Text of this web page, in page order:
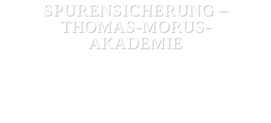
SPURENSICHERUNG –
THOMAS-MORUS-
AKADEMIE